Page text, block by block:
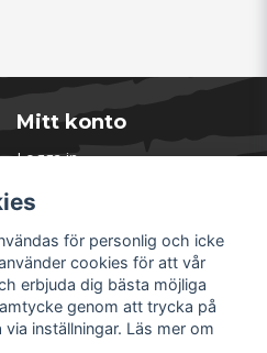
Mitt konto
Logga in
Glömt lösenord?
för personlig och icke
cookies för att vår
erbjuda dig bästa möjliga
genom att trycka på
inställningar. Läs mer om